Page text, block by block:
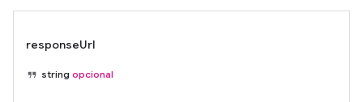
responseUrl
string opcional